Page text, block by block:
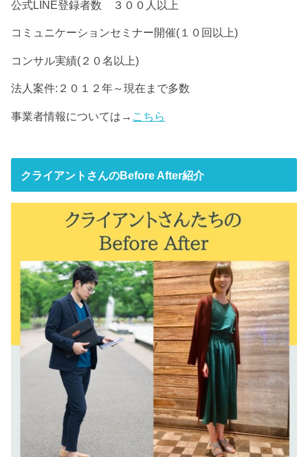
公式LINE登録者数 ３００人以上
コミュニケーションセミナー開催(１０回以上)
コンサル実績(２０名以上)
法人案件:２０１２年～現在まで多数
事業者情報については→ こちら
クライアントさんのBefore After紹介